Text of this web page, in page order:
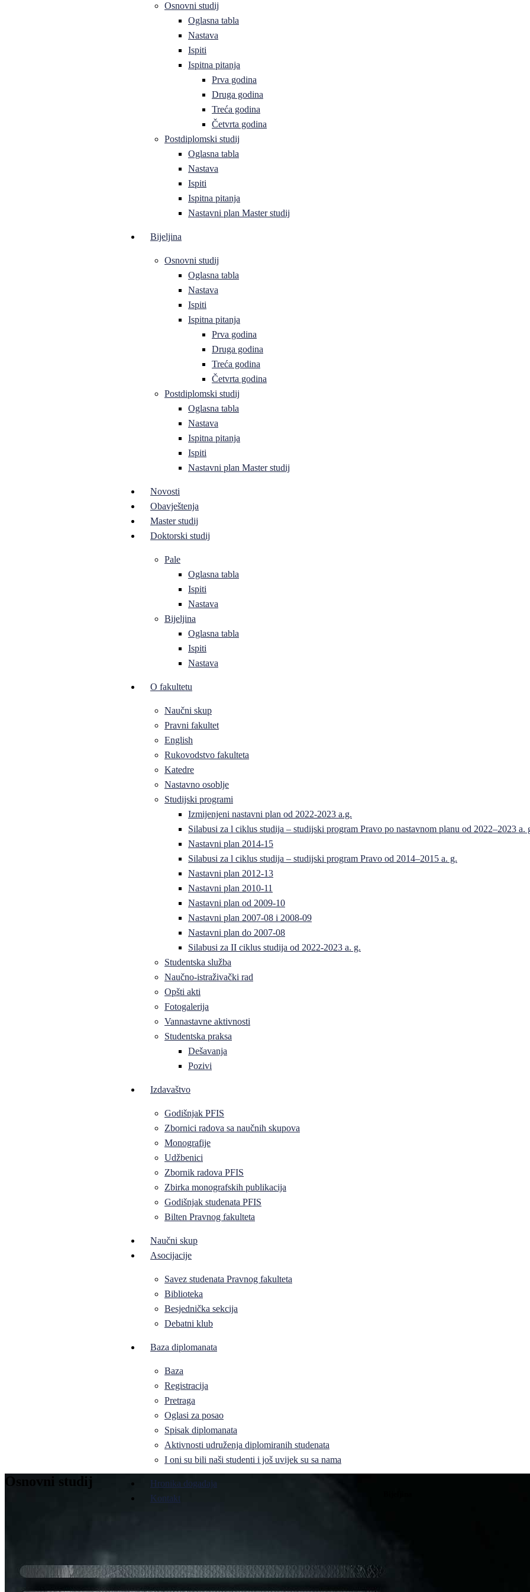
Osnovni studij
Oglasna tabla
Nastava
Ispiti
Ispitna pitanja
Prva godina
Druga godina
Treća godina
Četvrta godina
Postdiplomski studij
Oglasna tabla
Nastava
Ispiti
Ispitna pitanja
Nastavni plan Master studij
Bijeljina
Osnovni studij
Oglasna tabla
Nastava
Ispiti
Ispitna pitanja
Prva godina
Druga godina
Treća godina
Četvrta godina
Postdiplomski studij
Oglasna tabla
Nastava
Ispitna pitanja
Ispiti
Nastavni plan Master studij
Novosti
Obavještenja
Master studij
Doktorski studij
Pale
Oglasna tabla
Ispiti
Nastava
Bijeljina
Oglasna tabla
Ispiti
Nastava
O fakultetu
Naučni skup
Pravni fakultet
English
Rukovodstvo fakulteta
Katedre
Nastavno osoblje
Studijski programi
Izmijenjeni nastavni plan od 2022-2023 a.g.
Silabusi za l ciklus studija – studijski program Pravo po nastavnom planu od 2022–2023 a.
Nastavni plan 2014-15
Silabusi za l ciklus studija – studijski program Pravo od 2014–2015 a. g.
Nastavni plan 2012-13
Nastavni plan 2010-11
Nastavni plan od 2009-10
Nastavni plan 2007-08 i 2008-09
Nastavni plan do 2007-08
Silabusi za II ciklus studija od 2022-2023 a. g.
Studentska služba
Naučno-istraživački rad
Opšti akti
Fotogalerija
Vannastavne aktivnosti
Studentska praksa
Dešavanja
Pozivi
Izdavaštvo
Godišnjak PFIS
Zbornici radova sa naučnih skupova
Monografije
Udžbenici
Zbornik radova PFIS
Zbirka monografskih publikacija
Godišnjak studenata PFIS
Bilten Pravnog fakulteta
Naučni skup
Asocijacije
Savez studenata Pravnog fakulteta
Biblioteka
Besjednička sekcija
Debatni klub
Baza diplomanata
Baza
Registracija
Pretraga
Oglasi za posao
Spisak diplomanata
Aktivnosti udruženja diplomiranih studenata
I oni su bili naši studenti i još uvijek su sa nama
Hronika događaja
Kontakt
Osnovni studij